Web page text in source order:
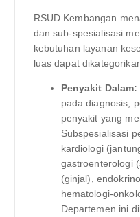
RSUD Kembangan
dan sub-spesialisasi
kebutuhan layanan
luas dapat
Penyakit Dalam:
pada diagnosis,
penyakit yang
Subspesialisasi
kardiologi
gastroenterologi
(ginjal),
hematologi-
Departemen ini